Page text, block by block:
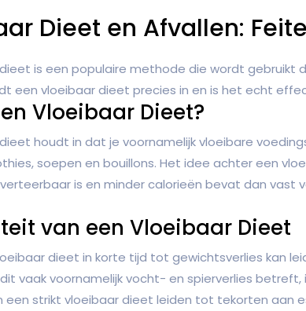
Dieet en Afvallen:
is een populaire methode die wordt gebruikt
een vloeibaar dieet precies in en is het echt
Vloeibaar Dieet?
houdt in dat je voornamelijk vloeibare
soepen en bouillons. Het idee achter een
is en minder calorieën bevat dan vast
van een Vloeibaar Dieet
dieet in korte tijd tot gewichtsverlies kan
vaak voornamelijk vocht- en spierverlies betreft,
een strikt vloeibaar dieet leiden tot tekorten aan